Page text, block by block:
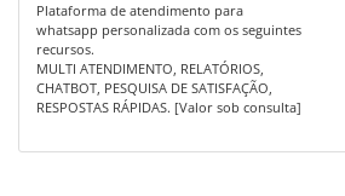
Plataforma de atendimento para
whatsapp personalizada com os seguintes
recursos.
MULTI ATENDIMENTO, RELATÓRIOS,
CHATBOT, PESQUISA DE SATISFAÇÃO,
RESPOSTAS RÁPIDAS. [Valor sob consulta]